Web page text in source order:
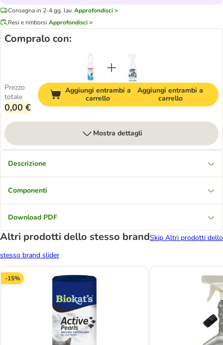
Consegna in 2-4 gg. lav. Approfondisci >
Resi e rimborsi Approfondisci >
Compralo con:
Prezzo
totale
0,00 €
Aggiungi entrambi a
carrello
Aggiungi entrambi a
carrello
Mostra dettagli
Descrizione
Componenti
Download PDF
Altri prodotti dello stesso brandSkip Altri prodotti dello
stesso brand slider
-15%